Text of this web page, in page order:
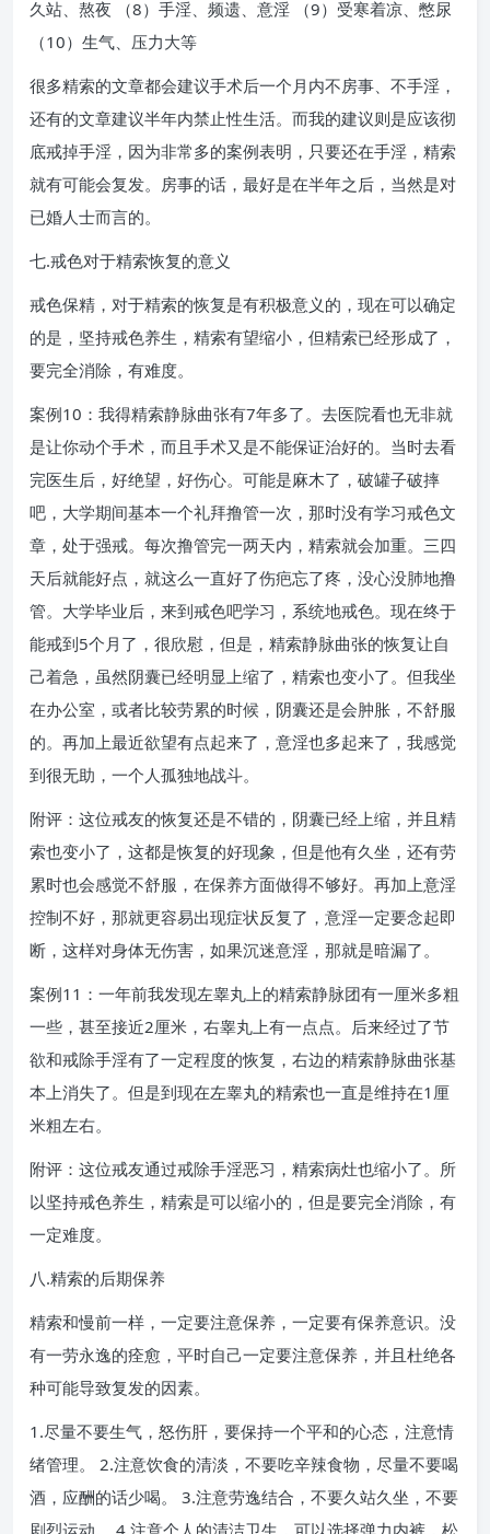
久站、熬夜 （8）手淫、频遗、意淫 （9）受寒着凉、憋尿
（10）生气、压力大等
很多精索的文章都会建议手术后一个月内不房事、不手淫，
还有的文章建议半年内禁止性生活。而我的建议则是应该彻
底戒掉手淫，因为非常多的案例表明，只要还在手淫，精索
就有可能会复发。房事的话，最好是在半年之后，当然是对
已婚人士而言的。
七.戒色对于精索恢复的意义
戒色保精，对于精索的恢复是有积极意义的，现在可以确定
的是，坚持戒色养生，精索有望缩小，但精索已经形成了，
要完全消除，有难度。
案例10：我得精索静脉曲张有7年多了。去医院看也无非就
是让你动个手术，而且手术又是不能保证治好的。当时去看
完医生后，好绝望，好伤心。可能是麻木了，破罐子破摔
吧，大学期间基本一个礼拜撸管一次，那时没有学习戒色文
章，处于强戒。每次撸管完一两天内，精索就会加重。三四
天后就能好点，就这么一直好了伤疤忘了疼，没心没肺地撸
管。大学毕业后，来到戒色吧学习，系统地戒色。现在终于
能戒到5个月了，很欣慰，但是，精索静脉曲张的恢复让自
己着急，虽然阴囊已经明显上缩了，精索也变小了。但我坐
在办公室，或者比较劳累的时候，阴囊还是会肿胀，不舒服
的。再加上最近欲望有点起来了，意淫也多起来了，我感觉
到很无助，一个人孤独地战斗。
附评：这位戒友的恢复还是不错的，阴囊已经上缩，并且精
索也变小了，这都是恢复的好现象，但是他有久坐，还有劳
累时也会感觉不舒服，在保养方面做得不够好。再加上意淫
控制不好，那就更容易出现症状反复了，意淫一定要念起即
断，这样对身体无伤害，如果沉迷意淫，那就是暗漏了。
案例11：一年前我发现左睾丸上的精索静脉团有一厘米多粗
一些，甚至接近2厘米，右睾丸上有一点点。后来经过了节
欲和戒除手淫有了一定程度的恢复，右边的精索静脉曲张基
本上消失了。但是到现在左睾丸的精索也一直是维持在1厘
米粗左右。
附评：这位戒友通过戒除手淫恶习，精索病灶也缩小了。所
以坚持戒色养生，精索是可以缩小的，但是要完全消除，有
一定难度。
八.精索的后期保养
精索和慢前一样，一定要注意保养，一定要有保养意识。没
有一劳永逸的痊愈，平时自己一定要注意保养，并且杜绝各
种可能导致复发的因素。
1.尽量不要生气，怒伤肝，要保持一个平和的心态，注意情
绪管理。 2.注意饮食的清淡，不要吃辛辣食物，尽量不要喝
酒，应酬的话少喝。 3.注意劳逸结合，不要久站久坐，不要
剧烈运动。 4.注意个人的清洁卫生，可以选择弹力内裤，松